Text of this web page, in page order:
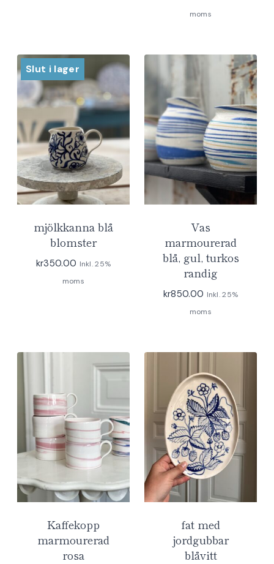
moms
Slut i lager
mjölkkanna blå
blomster
kr350.00 Inkl. 25%
moms
Vas
marmourerad
blå, gul, turkos
randig
kr850.00 Inkl. 25%
moms
Kaffekopp
marmourerad
rosa
fat med
jordgubbar
blåvitt